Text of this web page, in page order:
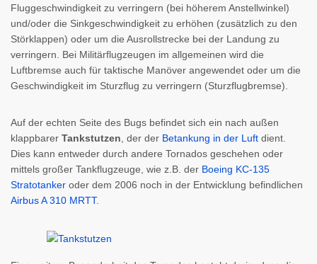
Fluggeschwindigkeit zu verringern (bei höherem Anstellwinkel)
und/oder die Sinkgeschwindigkeit zu erhöhen (zusätzlich zu den
Störklappen) oder um die Ausrollstrecke bei der Landung zu
verringern. Bei Militärflugzeugen im allgemeinen wird die
Luftbremse auch für taktische Manöver angewendet oder um die
Geschwindigkeit im Sturzflug zu verringern (Sturzflugbremse).
Auf der echten Seite des Bugs befindet sich ein nach außen
klappbarer Tankstutzen, der der Betankung in der Luft dient.
Dies kann entweder durch andere Tornados geschehen oder
mittels großer Tankflugzeuge, wie z.B. der Boeing KC-135
Stratotanker oder dem 2006 noch in der Entwicklung befindlichen
Airbus A 310 MRTT.